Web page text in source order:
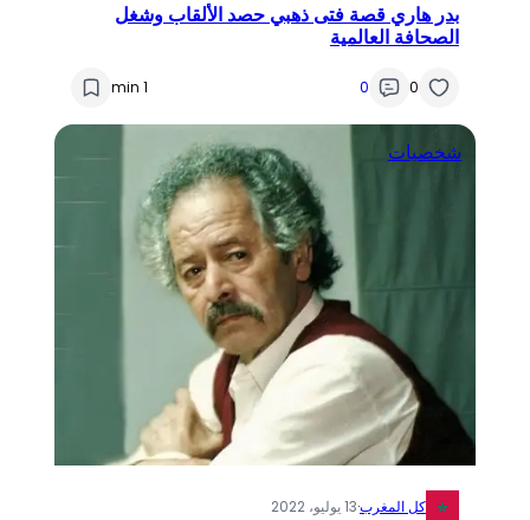
بدر هاري قصة فتى ذهبي حصد الألقاب وشغل
الصحافة العالمية
0
0
1 min
شخصيات
كل المغرب·13 يوليو، 2022